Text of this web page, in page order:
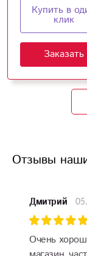
Купить в
клик
Заказать
Отзывы
Дмитрий
Очень